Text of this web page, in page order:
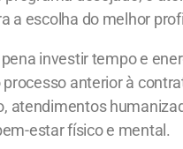
a escolha do melhor
investir tempo e
anterior à
atendimentos
estar físico e mental.